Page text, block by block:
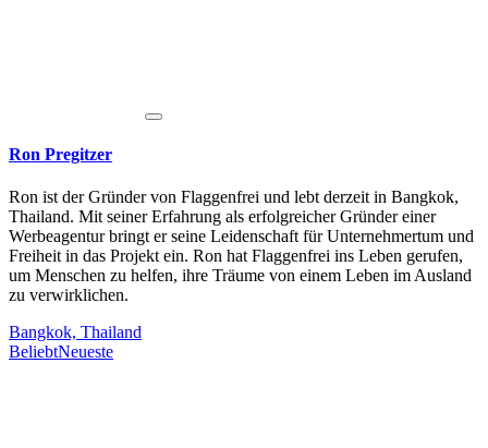
Ron Pregitzer
Ron ist der Gründer von Flaggenfrei und lebt derzeit in Bangkok,
Thailand. Mit seiner Erfahrung als erfolgreicher Gründer einer
Werbeagentur bringt er seine Leidenschaft für Unternehmertum und
Freiheit in das Projekt ein. Ron hat Flaggenfrei ins Leben gerufen,
um Menschen zu helfen, ihre Träume von einem Leben im Ausland
zu verwirklichen.
Bangkok, Thailand
BeliebtNeueste